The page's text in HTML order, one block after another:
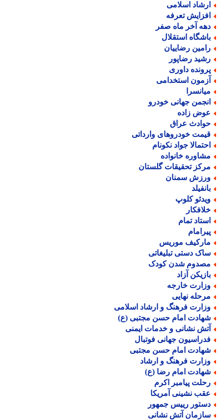
اسلامی
تعرفه
آخر ماه صفر
استقلال
رضاییان
رضاپور
داوری
استخدامی
جهانی خودرو
زاده
عراق
خودروهای وارداتی
جواد نکونام
خانواده
تحقیقات گلستان
سمنان
کلوپ
تمام
موریس
دستی تبلیغاتی
شدن کودک
آزاد
خارجه
نهایی
فرهنگ و ارشاد اسلامی
امام حسن مجتبی (ع)
نشانی و خدمات ایمنی
جهانی فوتبال
امام حسن مجتبی
فرهنگ و ارشاد
امام رضا (ع)
پیامبر اکرم
نشینی آمریکا
رییس جمهور
آتش نشانی